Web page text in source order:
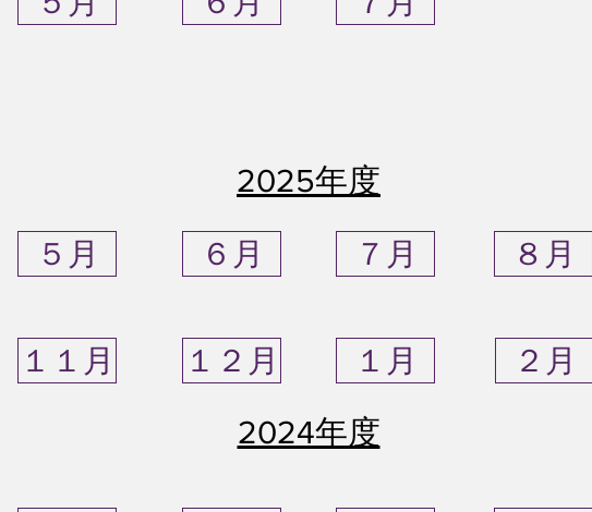
​2025年度
５月 ６月 ７月 ８月
１１月 １２月 １月 ２月
​2024年度